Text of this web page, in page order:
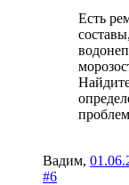
Есть
Вадим,
#6